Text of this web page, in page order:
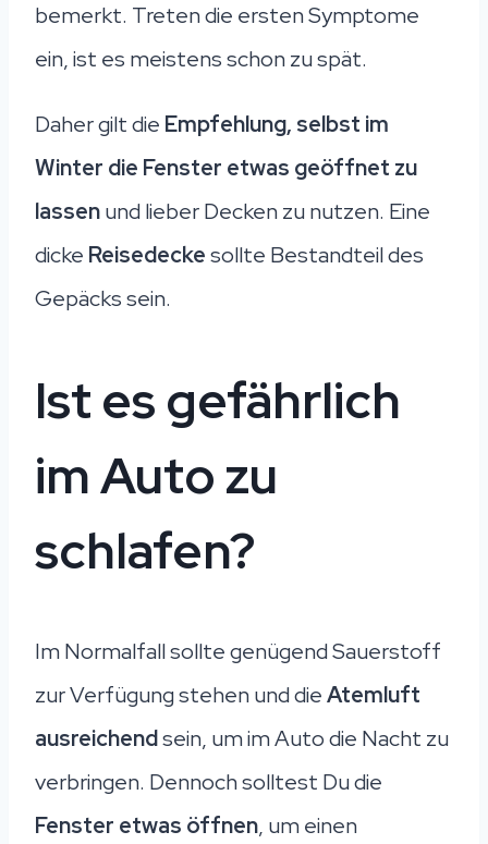
bemerkt. Treten die ersten Symptome
ein, ist es meistens schon zu spät.
Daher gilt die Empfehlung, selbst im
Winter die Fenster etwas geöffnet zu
lassenund lieber Decken zu nutzen. Eine
dicke Reisedeckesollte Bestandteil des
Gepäcks sein.
Ist es gefährlich
im Auto zu
schlafen?
Im Normalfall sollte genügend Sauerstoff
zur Verfügung stehen und dieAtemluft
ausreichendsein, um im Auto die Nacht zu
verbringen. Dennoch solltest Du die
Fenster etwas öffnen, um einen